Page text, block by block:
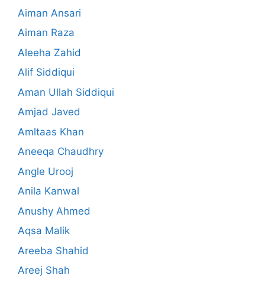
Aiman Ansari
Aiman Raza
Aleeha Zahid
Alif Siddiqui
Aman Ullah Siddiqui
Amjad Javed
Amltaas Khan
Aneeqa Chaudhry
Angle Urooj
Anila Kanwal
Anushy Ahmed
Aqsa Malik
Areeba Shahid
Areej Shah